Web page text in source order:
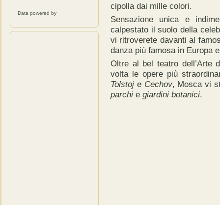
Data powered by
cipolla dai mille colori.
Sensazione unica e
calpestato il suolo della
vi ritroverete davanti al
danza più famosa in Europa
Oltre al bel teatro dell’Arte
volta le opere più
Tolstoj e Cechov, Mosca vi
parchi e giardini botanici.